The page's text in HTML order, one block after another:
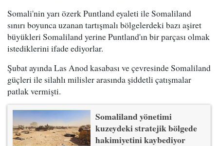
Somali'nin yarı özerk Puntland eyaleti ile Somaliland
sınırı boyunca uzanan tartışmalı bölgelerdeki bazı aşiret
büyükleri Somaliland yerine Puntland'ın bir parçası olmak
istediklerini ifade ediyorlar.
Şubat ayında Las Anod kasabası ve çevresinde Somaliland
güçleri ile silahlı milisler arasında şiddetli çatışmalar
patlak vermişti.
Somaliland yönetimi
kuzeydeki stratejik bölgede
hakimiyetini kaybediyor